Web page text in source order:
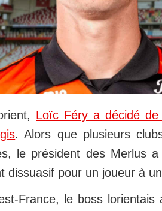
Loïc Féry a décidé
. Alors que plusieurs
le président des Merlus
dissuasif pour un joueur à
le boss